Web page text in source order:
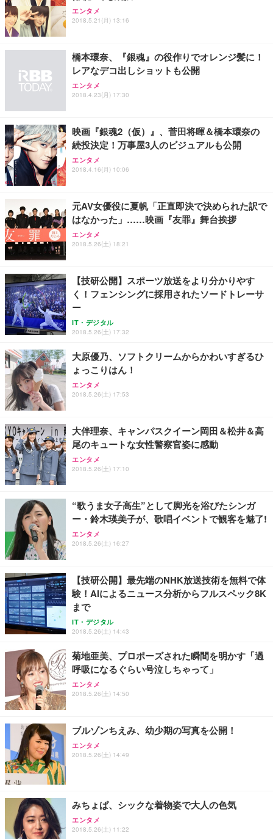
Sezlife オフィスチェア デスクチェア 疲れない テレ
ワーク チェア 強化バックレスト 30度ロッキング機
能 人間工学 椅子 腰サポート 90度跳ね上げ式アーム
務用 おしゃれ パソコンチェア (ブラック)
Sezlife オフィスチェア デスクチェア 疲れない テレ
ワーク チェア 強化バックレスト 30度ロッキング機
能 人間工学 椅子 腰サポート 90度跳ね上げ式アーム
務用 おしゃれ パソコンチェア (ホワイト)
ANDWINT オフィスチェア デスクチェア 肘なし メ
ッシュ 通気性 ランバーサポート付き 腰サポート ガ
ス圧無段階昇降 360度回転 キャスター付き コンパク
【純正品】27"ゲーミングモニター DualSense 充電
フック付き（CFI-ZDM1J）
【整備済み品】Dell E2724HS 27インチ 液晶モニタ
ー フルHD（1920×1080）VA 非光沢 HDMI/DisplayP
ort/VGA スピーカー内蔵 高さ調整 スイベル VESA対
【MiniLED/24.5inch/280Hz/FHD】GRAPHT THE S
HOOTER Gaming Monitor 24” Essential ゲーミン
グモニター QD 24.5インチ 1ms FHD 量子ドット 残
ネオ・ルーライフ ネオ・オムツ L 中型犬用 26枚入
り 単品
Smart Basic(スマートベーシック) 【Amazon.co.jp
限定】 Smart Basic アイリスオーヤマ ペットシーツ
超厚型 お徳用 ワイド 100枚入 (x 1) (ケース販売)
アイリスオーヤマ ペットシーツ 超厚型 お徳用 レギ
ュラー 200枚入【Amazon.co.jp限定】
エンタメ
2018.5.21(月) 13:16
橋本環奈、『銀魂』の役作りでオレンジ髪に！
レアなデコ出しショットも公開
エンタメ
2018.4.23(月) 17:30
映画『銀魂2（仮）』、菅田将暉＆橋本環奈の
続投決定！万事屋3人のビジュアルも公開
エンタメ
2018.4.16(月) 10:06
元AV女優役に夏帆「正直即決で決められた訳で
はなかった」……映画『友罪』舞台挨拶
エンタメ
2018.5.26(土) 18:21
【技研公開】スポーツ放送をより分かりやす
く！フェンシングに採用されたソードトレーサ
ー
IT・デジタル
2018.5.26(土) 17:32
大原優乃、ソフトクリームからかわいすぎるひ
ょっこりはん！
エンタメ
2018.5.26(土) 17:53
大伴理奈、キャンパスクイーン岡田＆松井＆高
尾のキュートな女性警察官姿に感動
エンタメ
2018.5.26(土) 17:10
“歌うま女子高生”として脚光を浴びたシンガ
ー・鈴木瑛美子が、歌唱イベントで観客を魅了!
エンタメ
2018.5.26(土) 16:27
【技研公開】最先端のNHK放送技術を無料で体
験！AIによるニュース分析からフルスペック8K
まで
IT・デジタル
2018.5.26(土) 14:43
菊地亜美、プロポーズされた瞬間を明かす「過
呼吸になるぐらい号泣しちゃって」
エンタメ
2018.5.26(土) 14:50
ブルゾンちえみ、幼少期の写真を公開！
エンタメ
2018.5.26(土) 14:49
みちょぱ、シックな着物姿で大人の色気
エンタメ
2018.5.26(土) 11:22